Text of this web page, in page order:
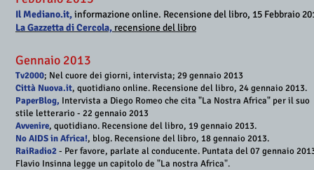
Il Mediano.it,informazione online. Recensione del libro, 15 Febbraio
La Gazzetta di Cercola,recensione del libro
Gennaio 2013
Tv2000; Nel cuore dei giorni, intervista; 29 gennaio 2013 ​
Città Nuova.it, quotidiano online. Recensione del libro, 24 gennaio 2013.
PaperBlog, Intervista a Diego Romeo che cita "La Nostra Africa" per il suo
stile letterario - 22 gennaio 2013
Avvenire, quotidiano. Recensione del libro, 19 gennaio 2013.
NoAIDS in Africa!, blog. Recensione del libro, 18 gennaio 2013.
RaiRadio2- Per favore, parlate al conducente. Puntata del 07 gennaio
Flavio Insinna legge un capitolo de "La nostra Africa".